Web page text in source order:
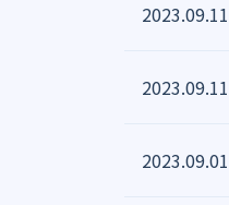
2023.09.11
2023.09.11
2023.09.01